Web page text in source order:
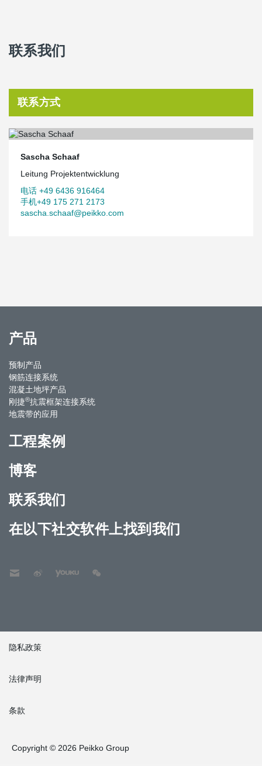
联系我们
联系方式
Sascha Schaaf
Leitung Projektentwicklung
电话 +49 6436 916464
手机+49 175 271 2173
sascha.schaaf@peikko.com
产品
预制产品
钢筋连接系统
混凝土地坪产品
刚捷®抗震框架连接系统
地震带的应用
工程案例
博客
联系我们
在以下社交软件上找到我们
隐私政策
法律声明
条款
Copyright © 2026 Peikko Group